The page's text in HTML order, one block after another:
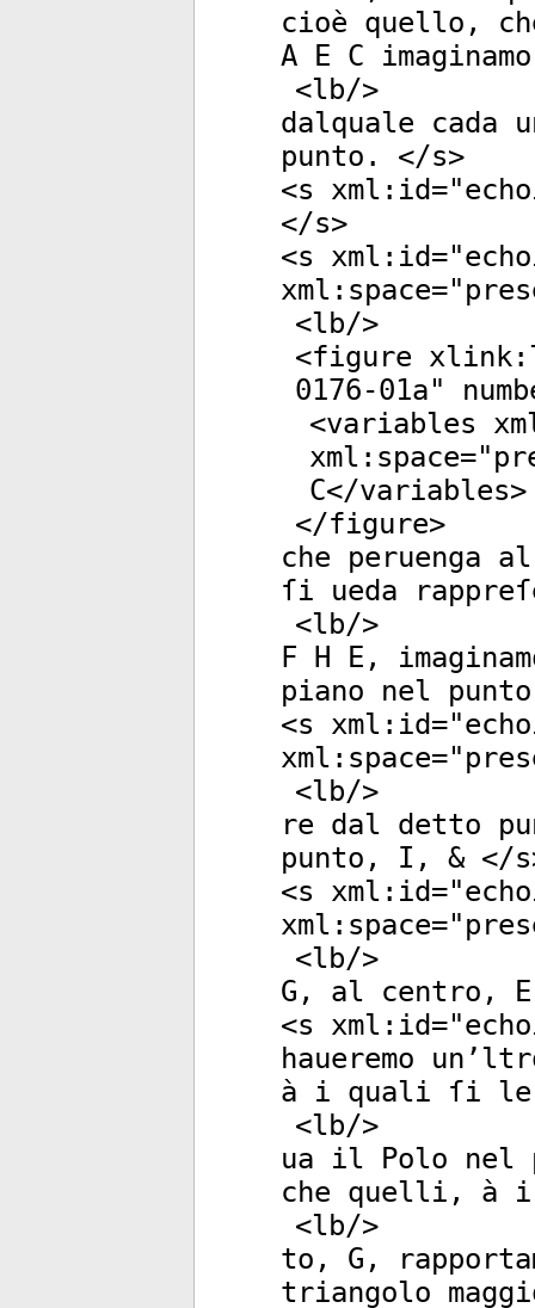
cioè quello,
A E C
<lb/>
dalquale cada
punto. </s>
<s xml:id="
</s>
<s xml:id="
xml:space="
<lb/>
<figure
0176-01a"
<variables
xml:space="
C</variables>
</figure>
che peruenga
ſi ueda
<lb/>
F H E,
piano nel
<s xml:id="
xml:space="
<lb/>
re dal detto
punto, I, & </s
<s xml:id="
xml:space="
<lb/>
G, al centro,
<s xml:id="
haueremo
à i quali ſi
<lb/>
ua il Polo nel
che quelli, à
<lb/>
to, G,
triangolo